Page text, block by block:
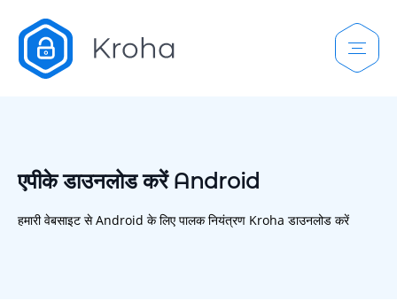
एपीके डाउनलोड करें Android
हमारी वेबसाइट से Android के लिए पालक नियंत्रण Kroha डाउनलोड करें